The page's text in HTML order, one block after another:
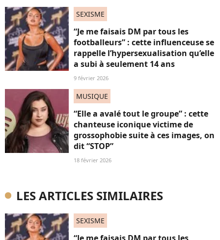
SEXISME
“Je me faisais DM par tous les
footballeurs” : cette influenceuse se
rappelle l’hypersexualisation qu’elle
a subi à seulement 14 ans
9 février 2026
MUSIQUE
“Elle a avalé tout le groupe” : cette
chanteuse iconique victime de
grossophobie suite à ces images, on
dit “STOP”
18 février 2026
LES ARTICLES SIMILAIRES
SEXISME